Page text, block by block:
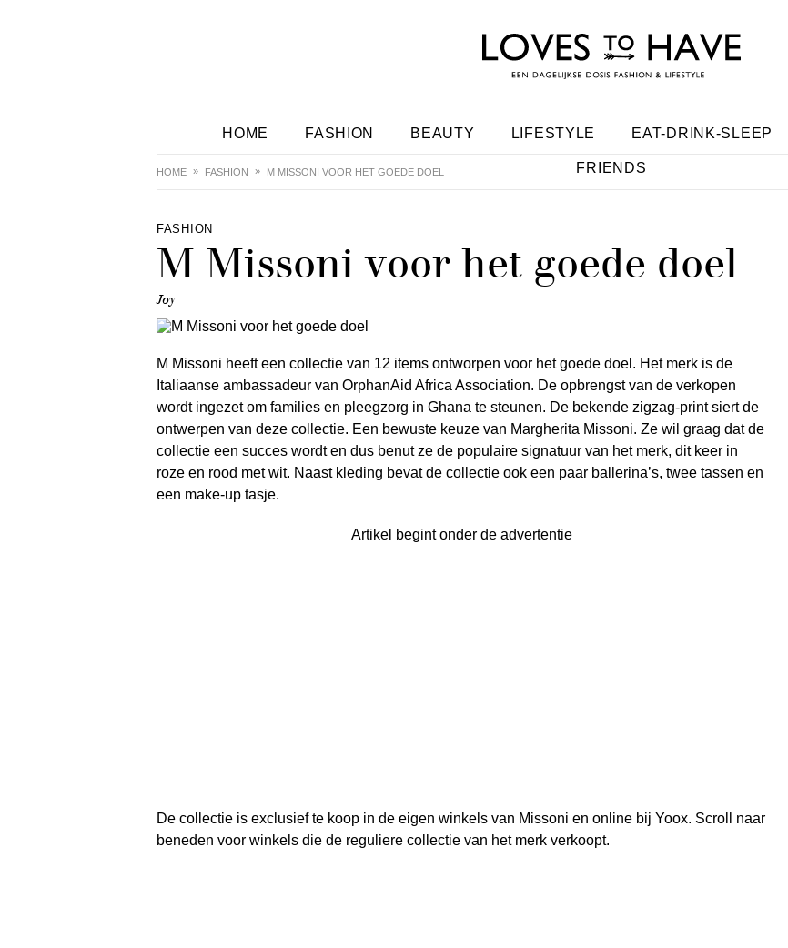
HOME FASHION BEAUTY LIFESTYLE EAT-DRINK-SLEEP
FRIENDS
HOME FASHION M MISSONI VOOR HET GOEDE DOEL
FASHION
M Missoni voor het goede doel
Joy
M Missoni heeft een collectie van 12 items ontworpen voor het goede doel. Het merk is de
Italiaanse ambassadeur van OrphanAid Africa Association. De opbrengst van de verkopen
wordt ingezet om families en pleegzorg in Ghana te steunen. De bekende zigzag-print siert de
ontwerpen van deze collectie. Een bewuste keuze van Margherita Missoni. Ze wil graag dat de
collectie een succes wordt en dus benut ze de populaire signatuur van het merk, dit keer in
roze en rood met wit. Naast kleding bevat de collectie ook een paar ballerina’s, twee tassen en
een make-up tasje.
Artikel begint onder de advertentie
De collectie is exclusief te koop in de eigen winkels van Missoni en online bij Yoox. Scroll naar
beneden voor winkels die de reguliere collectie van het merk verkoopt.